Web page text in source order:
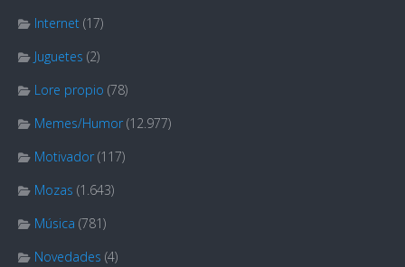
Internet (17)
Juguetes (2)
Lore propio (78)
Memes/Humor (12.977)
Motivador (117)
Mozas (1.643)
Música (781)
Novedades (4)